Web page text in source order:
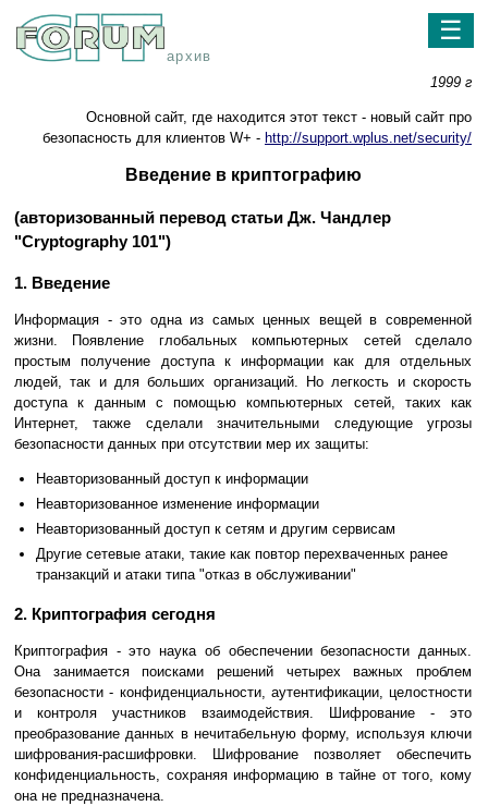
архив
☰
1999 г
Oсновной сайт, где находится этот текст - новый сайт про
безопасность для клиентов W+ - http://support.wplus.net/security/
Введение в криптографию
(авторизованный перевод статьи Дж. Чандлер
"Cryptography 101")
1. Введение
Информация - это одна из самых ценных вещей в современной
жизни. Появление глобальных компьютерных сетей сделало
простым получение доступа к информации как для отдельных
людей, так и для больших организаций. Но легкость и скорость
доступа к данным с помощью компьютерных сетей, таких как
Интернет, также сделали значительными следующие угрозы
безопасности данных при отсутствии мер их защиты:
Неавторизованный доступ к информации
Неавторизованное изменение информации
Неавторизованный доступ к сетям и другим сервисам
Другие сетевые атаки, такие как повтор перехваченных ранее
транзакций и атаки типа "отказ в обслуживании"
2. Криптография сегодня
Криптография - это наука об обеспечении безопасности данных.
Она занимается поисками решений четырех важных проблем
безопасности - конфиденциальности, аутентификации, целостности
и контроля участников взаимодействия. Шифрование - это
преобразование данных в нечитабельную форму, используя ключи
шифрования-расшифровки. Шифрование позволяет обеспечить
конфиденциальность, сохраняя информацию в тайне от того, кому
она не предназначена.